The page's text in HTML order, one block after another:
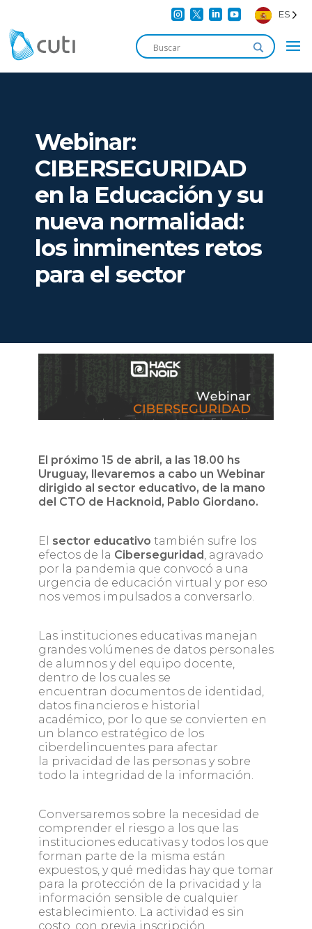
    ES
Webinar:
CIBERSEGURIDAD
en la Educación y su
nueva normalidad:
los inminentes retos
para el sector
El próximo 15 de abril, a las 18.00 hs
Uruguay, llevaremos a cabo un Webinar
dirigido al sector educativo, de la mano
del CTO de Hacknoid, Pablo Giordano.
El sector educativo también sufre los
efectos de la Ciberseguridad , agravado
por la pandemia que convocó a una
urgencia de educación virtual y por eso
nos vemos impulsados a conversarlo.
Las instituciones educativas manejan
grandes volúmenes de datos personales
de alumnos y del equipo docente,
dentro de los cuales se
encuentran documentos de identidad,
datos financieros e historial
académico, por lo que se convierten en
un blanco estratégico de los
ciberdelincuentes para afectar
la privacidad de las personas y sobre
todo la integridad de la información.
Conversaremos sobre la necesidad de
comprender el riesgo a los que las
instituciones educativas y todos los que
forman parte de la misma están
expuestos, y qué medidas hay que tomar
para la protección de la privacidad y la
información sensible de cualquier
establecimiento. La actividad es sin
costo, con previa inscripción.